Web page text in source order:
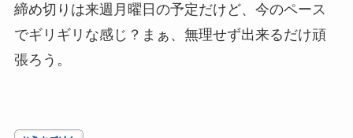
締め切りは来週月曜日の予定だけど、今のペース
でギリギリな感じ？まぁ、無理せず出来るだけ頑
張ろう。